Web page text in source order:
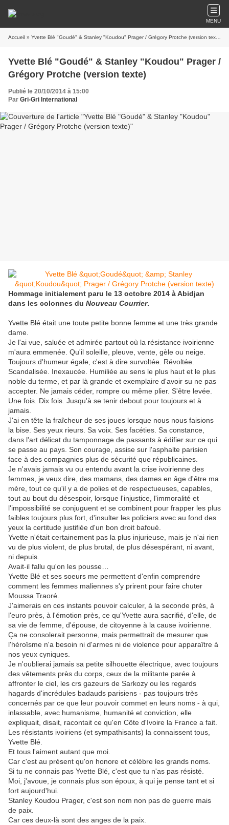
MENU
Accueil » Yvette Blé "Goudé" & Stanley "Koudou" Prager / Grégory Protche (version texte)
Yvette Blé "Goudé" & Stanley "Koudou" Prager /
Grégory Protche (version texte)
Publié le 20/10/2014 à 15:00
Par Gri-Gri International
Hommage initialement paru le 13 octobre 2014 à Abidjan
dans les colonnes du Nouveau Courrier.
Yvette Blé était une toute petite bonne femme et une très grande
dame.
Je l'ai vue, saluée et admirée partout où la résistance ivoirienne
m'aura emmenée. Qu'il soleille, pleuve, vente, gèle ou neige.
Toujours d'humeur égale, c'est à dire survoltée. Révoltée.
Scandalisée. Inexaucée. Humiliée au sens le plus haut et le plus
noble du terme, et par là grande et exemplaire d'avoir su ne pas
accepter. Ne jamais céder, rompre ou même plier. S'être levée.
Une fois. Dix fois. Jusqu'à se tenir debout pour toujours et à
jamais.
J'ai en tête la fraîcheur de ses joues lorsque nous nous faisions
la bise. Ses yeux rieurs. Sa voix. Ses facéties. Sa constance,
dans l'art délicat du tamponnage de passants à édifier sur ce qui
se passe au pays. Son courage, assise sur l'asphalte parisien
face à des compagnies plus de sécurité que républicaines.
Je n'avais jamais vu ou entendu avant la crise ivoirienne des
femmes, je veux dire, des mamans, des dames en âge d'être ma
mère, tout ce qu'il y a de polies et de respectueuses, capables,
tout au bout du désespoir, lorsque l'injustice, l'immoralité et
l'impossibilité se conjuguent et se combinent pour frapper les plus
faibles toujours plus fort, d'insulter les policiers avec au fond des
yeux la certitude justifiée d'un bon droit bafoué.
Yvette n'était certainement pas la plus injurieuse, mais je n'ai rien
vu de plus violent, de plus brutal, de plus désespérant, ni avant,
ni depuis.
Avait-il fallu qu'on les pousse…
Yvette Blé et ses soeurs me permettent d'enfin comprendre
comment les femmes maliennes s'y prirent pour faire chuter
Moussa Traoré.
J'aimerais en ces instants pouvoir calculer, à la seconde près, à
l'euro près, à l'émotion près, ce qu'Yvette aura sacrifié, d'elle, de
sa vie de femme, d'épouse, de citoyenne à la cause ivoirienne.
Ça ne consolerait personne, mais permettrait de mesurer que
l'héroïsme n'a besoin ni d'armes ni de violence pour apparaître à
nos yeux cyniques.
Je n'oublierai jamais sa petite silhouette électrique, avec toujours
des vêtements près du corps, ceux de la militante parée à
affronter le ciel, les crs gazeurs de Sarkozy ou les regards
hagards d'incrédules badauds parisiens - pas toujours très
concernés par ce que leur pouvoir commet en leurs noms - à qui,
inlassable, avec humanisme, humanité et conviction, elle
expliquait, disait, racontait ce qu'en Côte d'Ivoire la France a fait.
Les résistants ivoiriens (et sympathisants) la connaissent tous,
Yvette Blé.
Et tous l'aiment autant que moi.
Car c'est au présent qu'on honore et célèbre les grands noms.
Si tu ne connais pas Yvette Blé, c'est que tu n'as pas résisté.
Moi, j'avoue, je connais plus son époux, à qui je pense tant et si
fort aujourd'hui.
Stanley Koudou Prager, c'est son nom non pas de guerre mais
de paix.
Car ces deux-là sont des anges de la paix.